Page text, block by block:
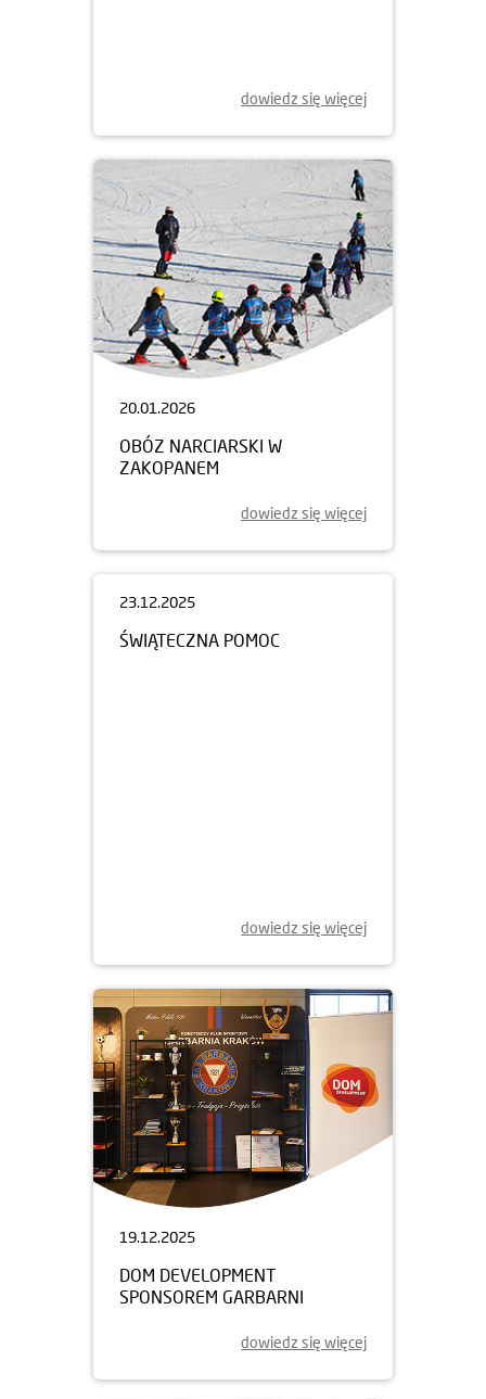
dowiedz się więcej
20.01.2026
OBÓZ NARCIARSKI W
ZAKOPANEM
dowiedz się więcej
23.12.2025
ŚWIĄTECZNA POMOC
dowiedz się więcej
19.12.2025
DOM DEVELOPMENT
SPONSOREM GARBARNI
dowiedz się więcej